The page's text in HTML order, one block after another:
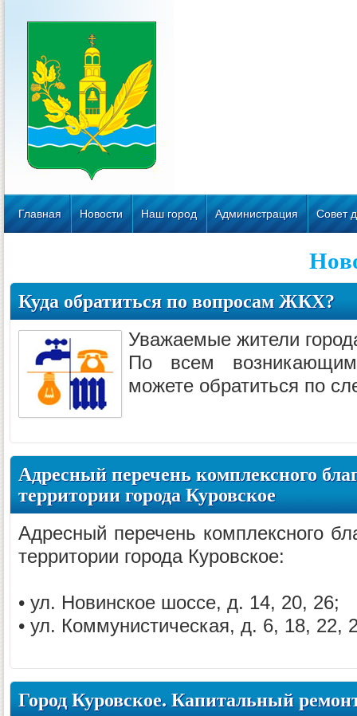
Главная Новости Наш город Администрация Совет
Куда обратиться по вопросам ЖКХ?
Уважаемые жители
По всем
можете обратиться по
Адресный перечень комплексного
территории города Куровское
Адресный перечень комплексного
территории города Куровское:
• ул. Новинское шоссе, д. 14, 20, 26;
• ул. Коммунистическая, д. 6, 18, 22,
Город Куровское. Капитальный